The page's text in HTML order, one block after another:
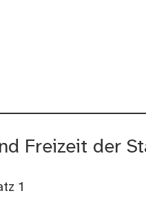
Freizeit der
1